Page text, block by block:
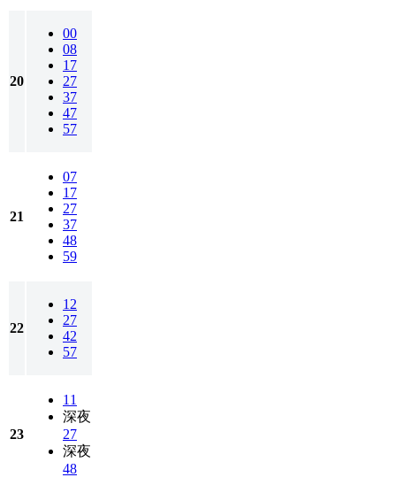
20
00
08
17
27
37
47
57
21
07
17
27
37
48
59
22
12
27
42
57
23
11
深夜
27
深夜
48